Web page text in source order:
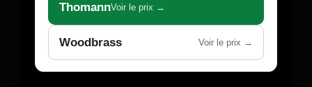
ThomannVoir le prix →
Woodbrass Voir le prix →